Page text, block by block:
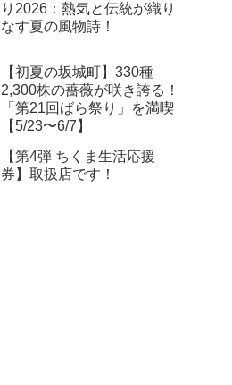
り2026：熱気と伝統が織り
なす夏の風物詩！
【初夏の坂城町】330種
2,300株の薔薇が咲き誇る！
「第21回ばら祭り」を満喫
【5/23〜6/7】
【第4弾 ちくま生活応援
券】取扱店です！